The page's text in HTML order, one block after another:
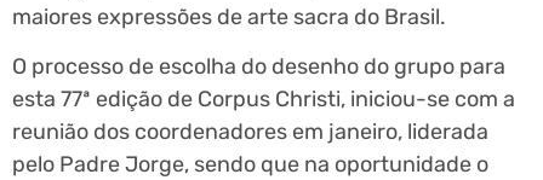
maiores expressões de arte sacra do Brasil.
O processo de escolha do desenho do grupo para
esta 77ª edição de Corpus Christi, iniciou-se com a
reunião dos coordenadores em janeiro, liderada
pelo Padre Jorge, sendo que na oportunidade o